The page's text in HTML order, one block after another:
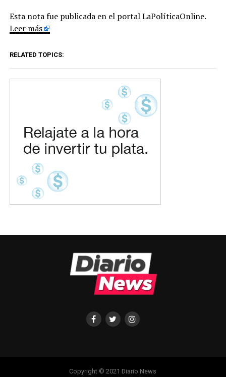
Esta nota fue publicada en el portal LaPolíticaOnline.
Leer más
RELATED TOPICS:
Copyright © 2021 Diario News